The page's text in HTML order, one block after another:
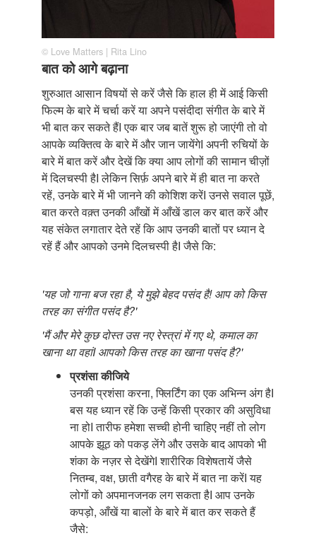
© Love Matters | Rita Lino
बात को आगे बढ़ाना
शुरुआत आसान विषयों से करें जैसे कि हाल ही में आई किसी
फिल्म के बारे में चर्चा करें या अपने पसंदीदा संगीत के बारे में
भी बात कर सकते हैंI एक बार जब बातें शुरू हो जाएंगी तो वो
आपके व्यक्तित्व के बारे में और जान जायेंगेI अपनी रुचियों के
बारे में बात करें और देखें कि क्या आप लोगों की सामान चीज़ों
में दिलचस्पी हैI लेकिन सिर्फ़ अपने बारे में ही बात ना करते
रहें, उनके बारे में भी जानने की कोशिश करेंI उनसे सवाल पूछें,
बात करते वक़्त उनकी आँखों में आँखें डाल कर बात करें और
यह संकेत लगातार देते रहें कि आप उनकी बातों पर ध्यान दे
रहें हैं और आपको उनमे दिलचस्पी हैI जैसे कि:
'यह जो गाना बज रहा है, ये मुझे बेहद पसंद है! आप को किस
तरह का संगीत पसंद है?'
'मैं और मेरे कुछ दोस्त उस नए रेस्त्रां में गए थे, कमाल का
खाना था वहांI आपको किस तरह का खाना पसंद है?'
प्रशंसा कीजिये
उनकी प्रशंसा करना, फ्लिर्टिंग का एक अभिन्न अंग हैI
बस यह ध्यान रहें कि उन्हें किसी प्रकार की असुविधा
ना होI तारीफ हमेशा सच्ची होनी चाहिए नहीं तो लोग
आपके झूठ को पकड़ लेंगे और उसके बाद आपको भी
शंका के नज़र से देखेंगेI शारीरिक विशेषतायें जैसे
नितम्ब, वक्ष, छाती वगैरह के बारे में बात ना करेंI यह
लोगों को अपमानजनक लग सकता हैI आप उनके
कपड़ो, आँखें या बालों के बारे में बात कर सकते हैं
जैसे: